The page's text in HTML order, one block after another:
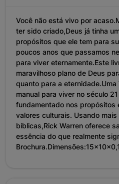
Você não está vivo por
ter sido criado,Deus já tinha
propósitos que ele tem para
poucos anos que passamos
para viver eternamente.Este
maravilhoso plano de Deus
quanto para a
manual para viver no século
fundamentado nos propósitos
valores culturais. Usando
bíblicas,Rick Warren oferece
essência do que realmente